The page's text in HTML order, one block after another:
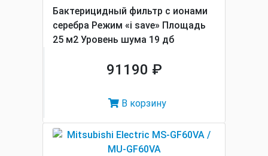
Бактерицидный фильтр с ионами
серебра Режим «i save» Площадь
25 м2 Уровень шума 19 дб
91190 ₽
В корзину